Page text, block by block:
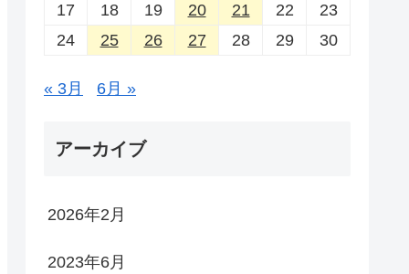
17 18 19 20 21 22
23
24
25 26 27 28 29 30
« 3月 6月 »
アーカイブ
2026年2月
2023年6月